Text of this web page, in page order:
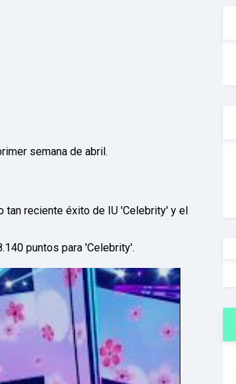
semana de abril.
tan reciente éxito de IU 'Celebrity' y el
puntos para 'Celebrity'.